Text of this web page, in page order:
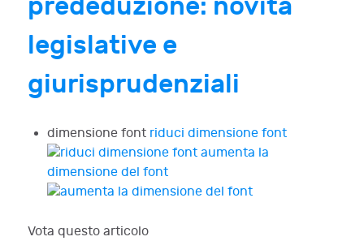
prededuzione: novità
legislative e
giurisprudenziali
dimensione font riduci dimensione font
aumenta la
dimensione del font
Vota questo articolo